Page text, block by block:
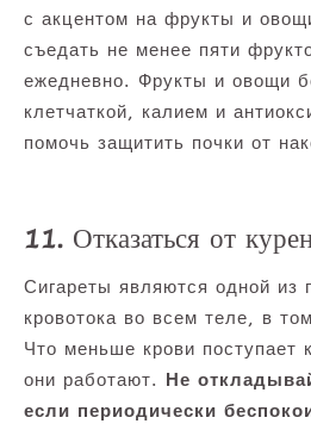
с акцентом на фрукты и
съедать не менее пяти
ежедневно. Фрукты и овощи
клетчаткой, калием и
помочь защитить почки от
11. Отказаться от
Сигареты являются одной из
кровотока во всем теле, в
Что меньше крови поступает
они работают. Не
если периодически